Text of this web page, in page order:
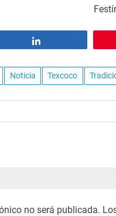
Noticia Texcoco
no será publicada.